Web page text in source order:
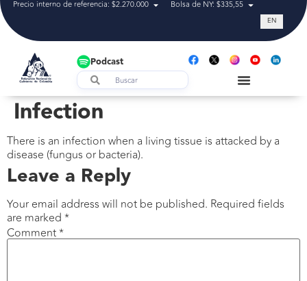
Precio interno de referencia: $2.270.000 Bolsa de NY: $335,55 Tasa de
EN
Podcast
Infection
There is an infection when a living tissue is attacked by a
disease (fungus or bacteria).
Leave a Reply
Your email address will not be published. Required fields
are marked *
Comment*